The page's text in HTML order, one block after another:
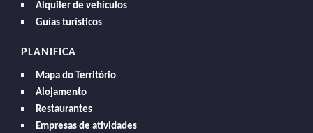
Alquiler de vehículos
Guías turísticos
PLANIFICA
Mapa do Território
Alojamento
Restaurantes
Empresas de atividades